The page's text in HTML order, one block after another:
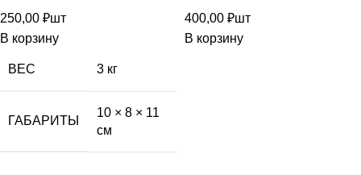
250,00 ₽шт
В корзину
ВЕС 3 кг
ГАБАРИТЫ
10 × 8 × 11
см
400,00 ₽шт
В корзину